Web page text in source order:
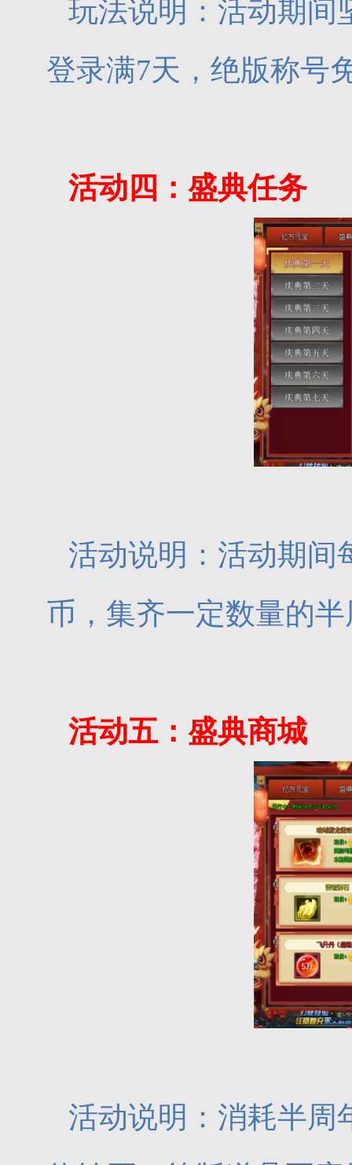
玩法说明：活动期间
登录满7天，绝版称号
活动四：盛典任务
活动说明：活动期间
币，集齐一定数量的
活动五：盛典商城
活动说明：消耗半周